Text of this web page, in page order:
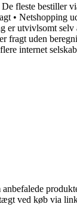
De fleste bestiller
• Netshopping
er utvivlsomt selv
fragt uden
internet
ved køb via